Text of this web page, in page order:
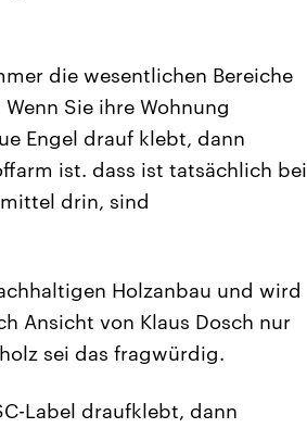
die wesentlichen Bereiche
Sie ihre Wohnung
Engel drauf klebt, dann
ist. dass ist tatsächlich bei
drin, sind
Holzanbau und wird
Ansicht von Klaus Dosch nur
sei das fragwürdig.
Label draufklebt, dann